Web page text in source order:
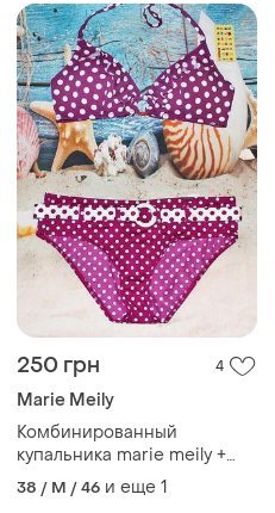
250 грн 4
Marie Meily
Комбинированный
купальника marie meily +
плавки triumph в подарок
размер 38-40
38 / M / 46 и еще 1